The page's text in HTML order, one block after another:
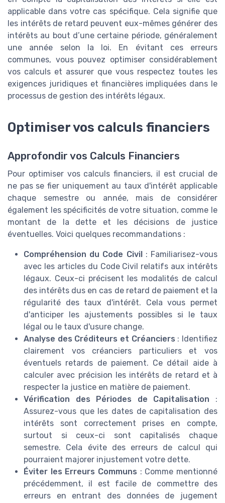
applicable dans votre cas spécifique. Cela signifie que
les intérêts de retard peuvent eux-mêmes générer des
intérêts au bout d’une certaine période, généralement
une année selon la loi. En évitant ces erreurs
communes, vous pouvez optimiser considérablement
vos calculs et assurer que vous respectez toutes les
exigences juridiques et financières impliquées dans le
processus de gestion des intérêts légaux.
Optimiser vos calculs financiers
Approfondir vos Calculs Financiers
Pour optimiser vos calculs financiers, il est crucial de
ne pas se fier uniquement au taux d'intérêt applicable
chaque semestre ou année, mais de considérer
également les spécificités de votre situation, comme le
montant de la dette et les décisions de justice
éventuelles. Voici quelques recommandations :
Compréhension du Code Civil: Familiarisez-vous
avec les articles du Code Civil relatifs aux intérêts
légaux. Ceux-ci précisent les modalités de calcul
des intérêts dus en cas de retard de paiement et la
régularité des taux d'intérêt. Cela vous permet
d'anticiper les ajustements possibles si le taux
légal ou le taux d'usure change.
Analyse des Créditeurs et Créanciers : Identifiez
clairement vos créanciers particuliers et vos
éventuels retards de paiement. Ce détail aide à
calculer avec précision les intérêts de retard et à
respecter la justice en matière de paiement.
Vérification des Périodes de Capitalisation :
Assurez-vous que les dates de capitalisation des
intérêts sont correctement prises en compte,
surtout si ceux-ci sont capitalisés chaque
semestre. Cela évite des erreurs de calcul qui
pourraient majorer injustement votre dette.
Éviter les Erreurs Communs : Comme mentionné
précédemment, il est facile de commettre des
erreurs en entrant des données de jugement